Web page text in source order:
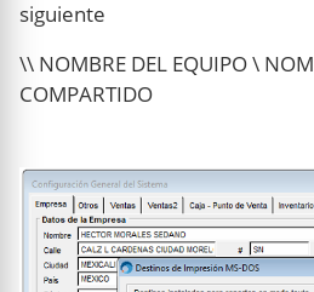
siguiente
\\ NOMBRE DEL EQUIPO \
COMPARTIDO